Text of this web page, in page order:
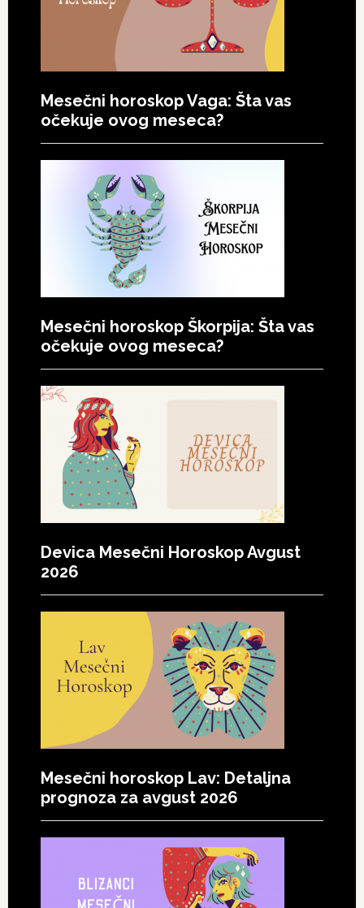
Mesečni horoskop Vaga: Šta vas
očekuje ovog meseca?
Mesečni horoskop Škorpija: Šta vas
očekuje ovog meseca?
Devica Mesečni Horoskop Avgust
2026
Mesečni horoskop Lav: Detaljna
prognoza za avgust 2026